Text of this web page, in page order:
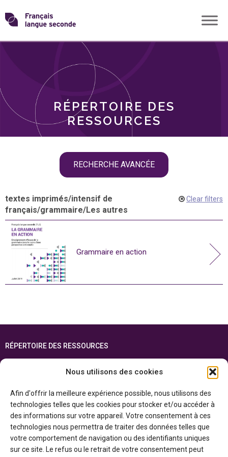
Nous utilisons des cookies
Afin d'offrir la meilleure expérience possible, nous utilisons des
technologies telles que les cookies pour stocker et/ou accéder à
des informations sur votre appareil. Votre consentement à ces
technologies nous permettra de traiter des données telles que
votre comportement de navigation ou des identifiants uniques
sur ce site. Le refus ou le retrait de votre consentement peut
Skip
toTransformons
langue
RÉPERTOIRE DES
RESSOURCES
RECHERCHE AVANCÉE
THÈMES
textes imprimés/intensif de
français/grammaire/Les autres
Clear filters
Grammaire en action
RÉPERTOIRE DES RESSOURCES
ENGLISH
Cette ressource est réalisée grâce au soutien financier du gouvernement de
l’Ontario et du gouvernement duCanada par l’entremise du ministère du
Patrimoine canadien